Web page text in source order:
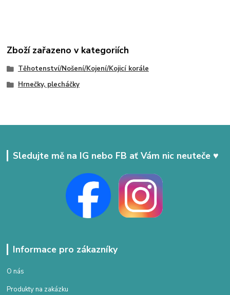
Zboží zařazeno v kategoriích
Těhotenství/Nošení/Kojení/Kojicí korále
Hrnečky, plecháčky
Sledujte mě na IG nebo FB ať Vám nic neuteče ♥
Informace pro zákazníky
O nás
Produkty na zakázku